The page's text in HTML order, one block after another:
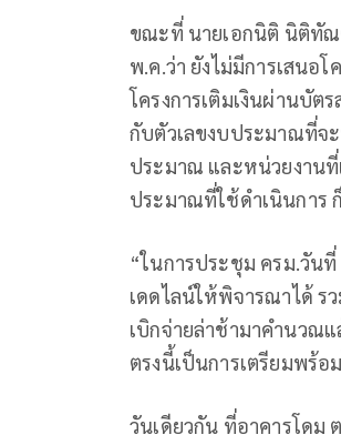
ขณะที่ นายเอกนิติ นิติทัณ
พ.ค.ว่า ยังไม่มีการเสนอ
โครงการเติมเงินผ่านบัต
กับตัวเลขงบประมาณที่จ
ประมาณ และหน่วยงานที่
ประมาณที่ใช้ดำเนินการ
“ในการประชุม ครม.วัน
เดดไลน์ให้พิจารณาได้ ร
เบิกจ่ายล่าช้ามาคำนวณ
ตรงนี้เป็นการเตรียมพร้
วันเดียวกัน ที่อาคารโดม